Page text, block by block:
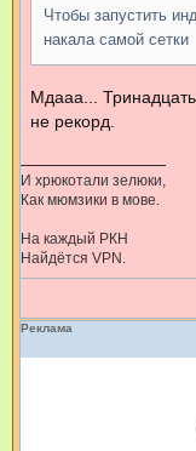
Чтобы запустить
накала самой сетки
Мдааа... Тринадцать
не рекорд.
И хрюкотали зелюки,
Как мюмзики в мове.
На каждый РКН
Найдётся VPN.
Реклама